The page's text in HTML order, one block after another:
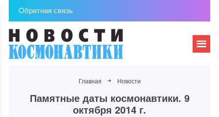
Обратная связь
Главная Новости
Памятные даты космонавтики. 9
октября 2014 г.